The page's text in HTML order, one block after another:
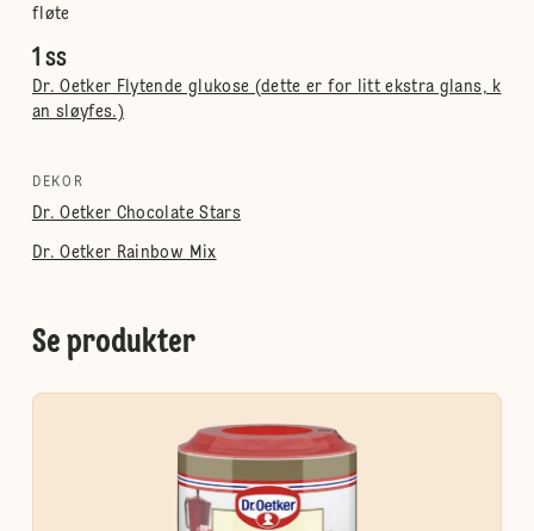
fløte
1 ss
Dr. Oetker Flytende glukose (dette er for litt ekstra glans, k
an sløyfes.)
DEKOR
Dr. Oetker Chocolate Stars
Dr. Oetker Rainbow Mix
Se produkter